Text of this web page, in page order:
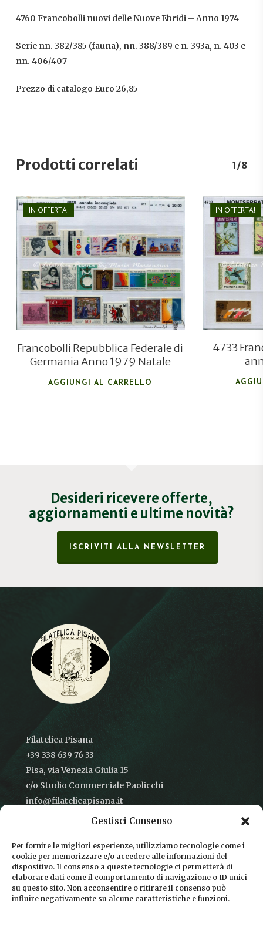
Gestisci Consenso
Per fornire le migliori esperienze, utilizziamo tecnologie come i
cookie per memorizzare e/o accedere alle informazioni del
dispositivo. Il consenso a queste tecnologie ci permetterà di
elaborare dati come il comportamento di navigazione o ID unici
su questo sito. Non acconsentire o ritirare il consenso può
influire negativamente su alcune caratteristiche e funzioni.
4760 Francobolli nuovi delle Nuove Ebridi – Anno 1974
Serie nn. 382/385 (fauna), nn. 388/389 e n. 393a, n. 403 e
nn. 406/407
Prezzo di catalogo Euro 26,85
Prodotti correlati 1/8
IN OFFERTA!
€24,00
€16,00
Francobolli Repubblica Federale di
Germania Anno 1979 Natale
AGGIUNGI AL CARRELLO
IN OFFERTA!
4733
Desideri ricevere offerte,
aggiornamenti e ultime novità?
ISCRIVITI ALLA NEWSLETTER
Filatelica Pisana
+39 338 639 76 33
Pisa, via Venezia Giulia 15
c/o Studio Commerciale Paolicchi
info@filatelicapisana.it
CONDIZIONI DI VENDITA
INFORMATIVA SULLA PRIVACY
COOKIE POLICY